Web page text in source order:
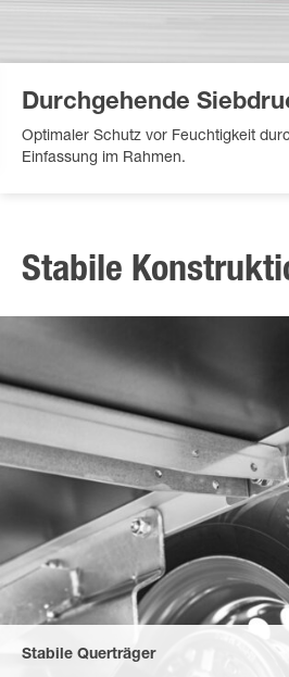
Durchgehende
Optimaler Schutz vor Feuchtigkeit
Einfassung im Rahmen.
Stabile
Stabile Querträger